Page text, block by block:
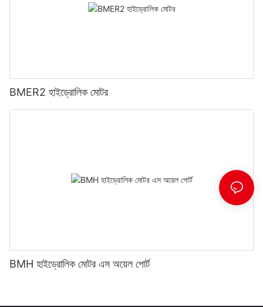
BMER2 হাইড্রোলিক মোটর
BMH হাইড্রোলিক মোটর এস অয়েল পোর্ট